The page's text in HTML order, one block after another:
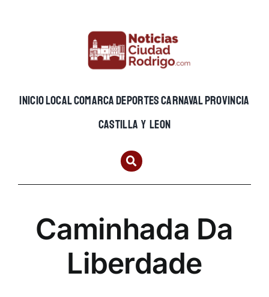
INICIOLOCALCOMARCADEPORTESCARNAVALPROVINCIA
CASTILLA Y LEON
Caminhada Da
Liberdade